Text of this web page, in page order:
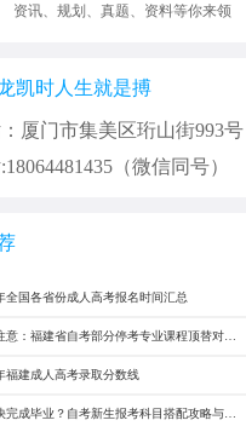
资讯、规划、真题、资料等你来领
凯时人生就是搏
厦门市集美区珩山街993号
（微信同号）
全国各省份成人高考报名时间汇总
福建成人高考录取分数线